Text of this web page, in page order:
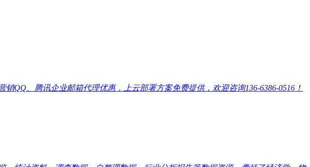
QQ、腾讯企业邮箱代理优惠，上云部署方案免费提供，欢迎咨询136-6386-0516！